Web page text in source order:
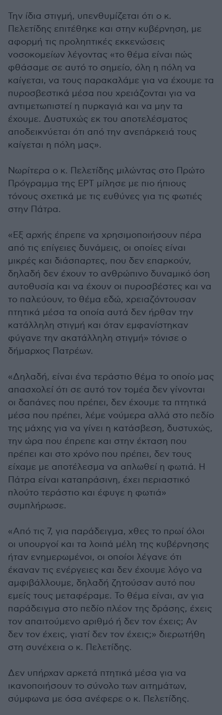
Την ίδια στιγμή, υπενθυμίζεται ότι ο κ.
Πελετίδης επιτέθηκε και στην κυβέρνηση, με
αφορμή τις προληπτικές εκκενώσεις
νοσοκομείων λέγοντας «το θέμα είναι πώς
φθάσαμε σε αυτό το σημείο, όλη η πόλη να
καίγεται, να τους παρακαλάμε για να έχουμε τα
πυροσβεστικά μέσα που χρειάζονται για να
αντιμετωπιστεί η πυρκαγιά και να μην τα
έχουμε. Δυστυχώς εκ του αποτελέσματος
αποδεικνύεται ότι από την ανεπάρκειά τους
καίγεται η πόλη μας».
Νωρίτερα ο κ. Πελετίδης μιλώντας στο Πρώτο
Πρόγραμμα της ΕΡΤ μίλησε με πιο ήπιους
τόνους σχετικά με τις ευθύνες για τις φωτιές
στην Πάτρα.
«Εξ αρχής έπρεπε να χρησιμοποιήσουν πέρα
από τις επίγειες δυνάμεις, οι οποίες είναι
μικρές και διάσπαρτες, που δεν επαρκούν,
δηλαδή δεν έχουν το ανθρώπινο δυναμικό όση
αυτοθυσία και να έχουν οι πυροσβέστες και να
το παλεύουν, το θέμα εδώ, χρειαζόντουσαν
πτητικά μέσα τα οποία αυτά δεν ήρθαν την
κατάλληλη στιγμή και όταν εμφανίστηκαν
φύγανε την ακατάλληλη στιγμή» τόνισε ο
δήμαρχος Πατρέων.
«Δηλαδή, είναι ένα τεράστιο θέμα το οποίο μας
απασχολεί ότι σε αυτό τον τομέα δεν γίνονται
οι δαπάνες που πρέπει, δεν έχουμε τα πτητικά
μέσα που πρέπει, λέμε νούμερα αλλά στο πεδίο
της μάχης για να γίνει η κατάσβεση, δυστυχώς,
την ώρα που έπρεπε και στην έκταση που
πρέπει και στο χρόνο που πρέπει, δεν τους
είχαμε με αποτέλεσμα να απλωθεί η φωτιά. Η
Πάτρα είναι καταπράσινη, έχει περιαστικό
πλούτο τεράστιο και έφυγε η φωτιά»
συμπλήρωσε.
«Από τις 7, για παράδειγμα, χθες το πρωί όλοι
οι υπουργοί και τα λοιπά μέλη της κυβέρνησης
ήταν ενημερωμένοι, οι οποίοι λέγανε ότι
έκαναν τις ενέργειες και δεν έχουμε λόγο να
αμφιβάλλουμε, δηλαδή ζητούσαν αυτό που
εμείς τους μεταφέραμε. Το θέμα είναι, αν για
παράδειγμα στο πεδίο πλέον της δράσης, έχεις
τον απαιτούμενο αριθμό ή δεν τον έχεις; Αν
δεν τον έχεις, γιατί δεν τον έχεις;» διερωτήθη
στη συνέχεια ο κ. Πελετίδης.
Δεν υπήρχαν αρκετά πτητικά μέσα για να
ικανοποιήσουν το σύνολο των αιτημάτων,
σύμφωνα με όσα ανέφερε ο κ. Πελετίδης.